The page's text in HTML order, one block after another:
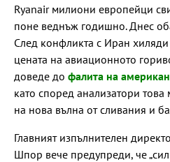
Ryanair милиони европейци
поне веднъж годишно. Днес
След конфликта с Иран
цената на авиационното
доведе до фалита на
като според анализатори
на нова вълна от сливания и
Главният изпълнителен
Шпор вече предупреди, че